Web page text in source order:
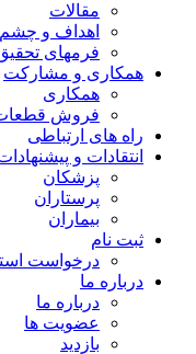
مقالات
اهداف و چشم
فرمهای
همکاری و مشارکت
همکاری
فروش
راه های ارتباطی
انتقادات و
پزشكان
پرستاران
بيماران
ثبت نام
درخواست
درباره ما
درباره ما
عضویت ها
بازدید